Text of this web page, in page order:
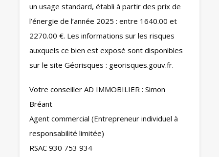
un usage standard, établi à partir des prix de
l’énergie de l’année 2025 : entre 1640.00 et
2270.00 €. Les informations sur les risques
auxquels ce bien est exposé sont disponibles
sur le site Géorisques : georisques.gouv.fr.
Votre conseiller AD IMMOBILIER : Simon
Bréant
Agent commercial (Entrepreneur individuel à
responsabilité limitée)
RSAC 930 753 934